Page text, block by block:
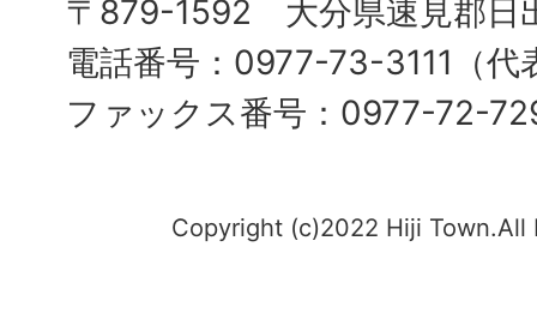
〒879-1592 大分県速見郡日
電話番号：0977-73-3111（代
ファックス番号：0977-72-
Copyright (c)2022 Hiji Town.All